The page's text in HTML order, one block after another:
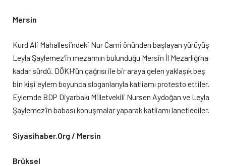
Mersin
Kurd Ali Mahallesi’ndeki Nur Cami önünden başlayan yürüyüş
Leyla Şaylemez’in mezarının bulunduğu Mersin İl Mezarlığı’na
kadar sürdü. DÖKH’ün çağrısı ile bir araya gelen yaklaşık beş
bin kişi eylem boyunca sloganlarıyla katliamı protesto ettiler.
Eylemde BDP Diyarbakı Milletvekili Nursen Aydoğan ve Leyla
Şaylemez’in babası konuşmalar yaparak katliamı lanetlediler.
Siyasihaber.Org / Mersin
Brüksel